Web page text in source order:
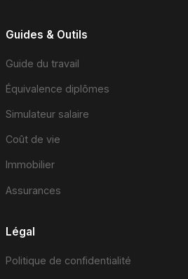
Guides & Outils
Guide du travail
Équivalence diplômes
Simulateur salaire
Coût de vie
Immobilier
Assurances
Légal
Politique de confidentialité